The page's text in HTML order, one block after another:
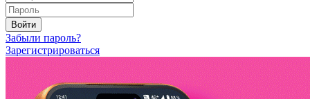
Войти
Забыли пароль?
Зарегистрироваться